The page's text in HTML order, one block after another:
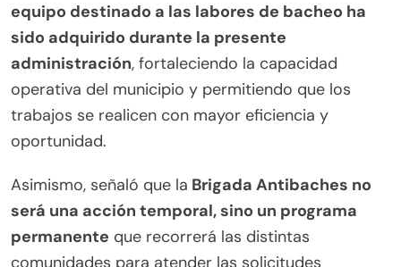
equipo destinado a las labores de bacheo ha
sido adquirido durante la presente
administración, fortaleciendo la capacidad
operativa del municipio y permitiendo que los
trabajos se realicen con mayor eficiencia y
oportunidad.
Asimismo, señaló que la Brigada Antibaches no
será una acción temporal, sino un programa
permanente que recorrerá las distintas
comunidades para atender las solicitudes